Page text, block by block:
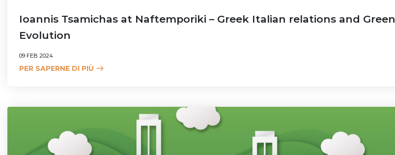
Ioannis Tsamichas at Naftemporiki – Greek Italian relations and Green
Evolution
09 FEB 2024
PER SAPERNE DI PIÙ